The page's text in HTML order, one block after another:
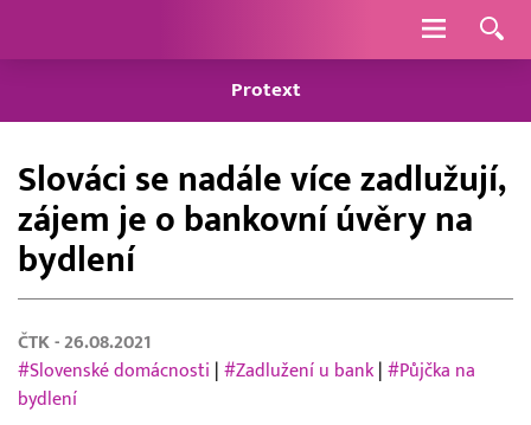
Navigace
Protext
Slováci se nadále více zadlužují,
zájem je o bankovní úvěry na
bydlení
ČTK - 26.08.2021
#Slovenské domácnosti
#Zadlužení u bank| #Půjčka na
bydlení